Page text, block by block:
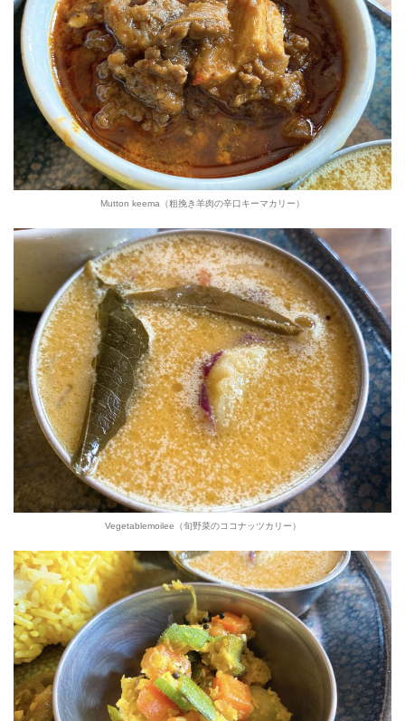
Mutton keema（粗挽き羊肉の辛口キーマカリー）
Vegetablemoilee（旬野菜のココナッツカリー）